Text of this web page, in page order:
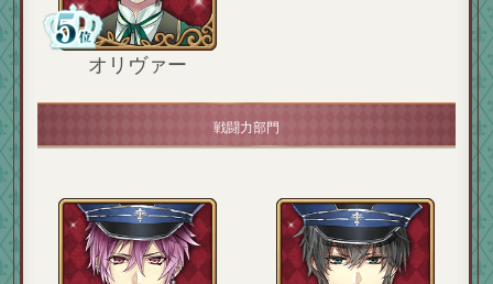
オリヴァー
戦闘力部門